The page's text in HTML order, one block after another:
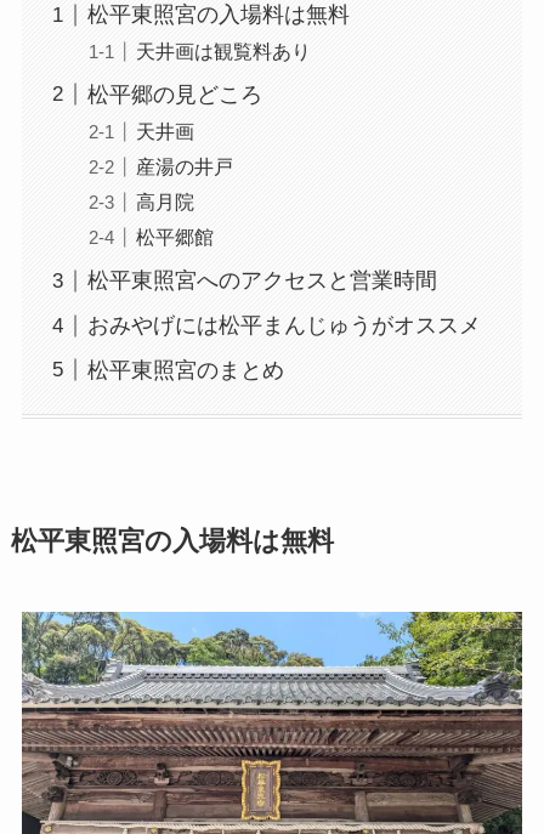
松平東照宮の入場料は無料
天井画は観覧料あり
松平郷の見どころ
天井画
産湯の井戸
高月院
松平郷館
松平東照宮へのアクセスと営業時間
おみやげには松平まんじゅうがオススメ
松平東照宮のまとめ
松平東照宮の入場料は無料